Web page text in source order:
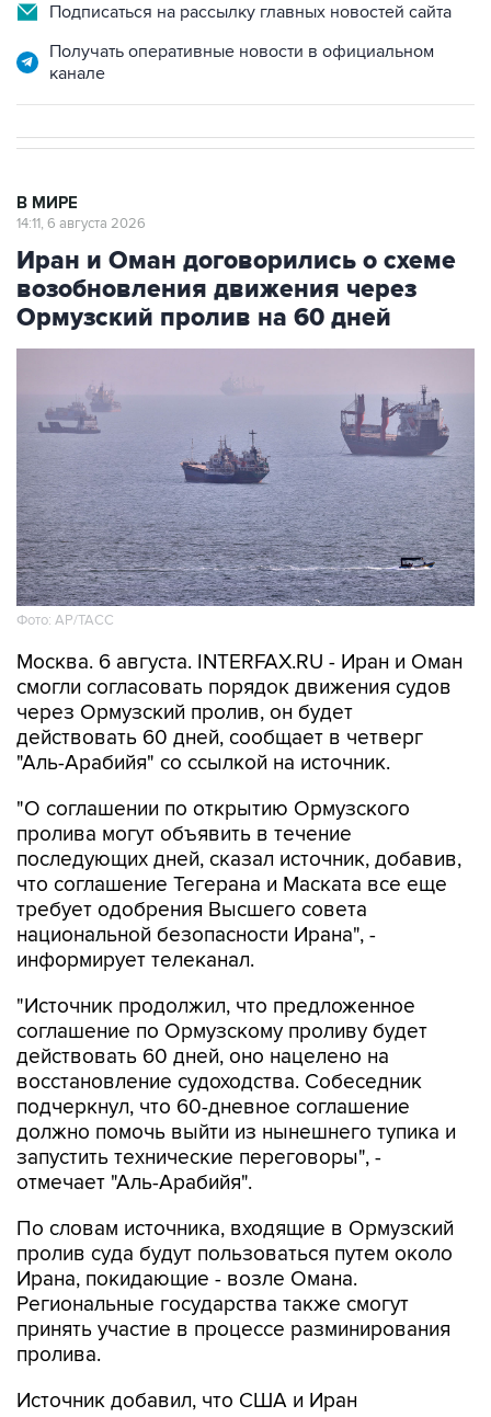
Подписаться на рассылку главных новостей сайта
Получать оперативные новости в официальном
канале
В МИРЕ
14:11, 6 августа 2026
Иран и Оман договорились о схеме
возобновления движения через
Ормузский пролив на 60 дней
Фото: AP/ТАСС
Москва. 6 августа. INTERFAX.RU - Иран и Оман
смогли согласовать порядок движения судов
через Ормузский пролив, он будет
действовать 60 дней, сообщает в четверг
"Аль-Арабийя" со ссылкой на источник.
"О соглашении по открытию Ормузского
пролива могут объявить в течение
последующих дней, сказал источник, добавив,
что соглашение Тегерана и Маската все еще
требует одобрения Высшего совета
национальной безопасности Ирана", -
информирует телеканал.
"Источник продолжил, что предложенное
соглашение по Ормузскому проливу будет
действовать 60 дней, оно нацелено на
восстановление судоходства. Собеседник
подчеркнул, что 60-дневное соглашение
должно помочь выйти из нынешнего тупика и
запустить технические переговоры", -
отмечает "Аль-Арабийя".
По словам источника, входящие в Ормузский
пролив суда будут пользоваться путем около
Ирана, покидающие - возле Омана.
Региональные государства также смогут
принять участие в процессе разминирования
пролива.
Источник добавил, что США и Иран